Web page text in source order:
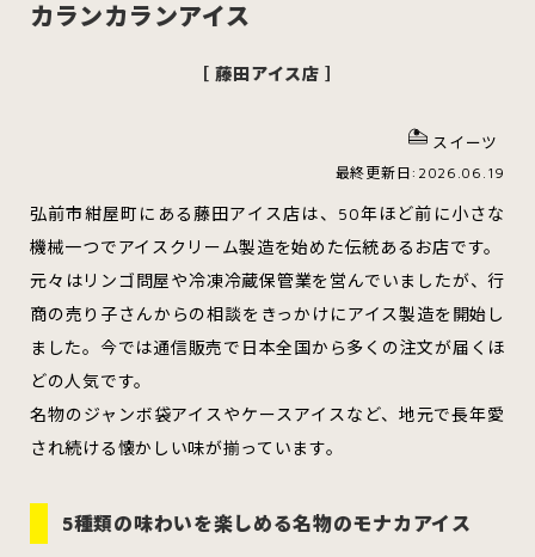
すべてのカテゴリをみる
五所川原市 つがる市
弘前市 黒石市 平川市
カランカランアイス
［ 藤田アイス店 ］
スイーツ
最終更新日:2026.06.19
弘前市紺屋町にある藤田アイス店は、50年ほど前に小さな
機械一つでアイスクリーム製造を始めた伝統あるお店です。
元々はリンゴ問屋や冷凍冷蔵保管業を営んでいましたが、行
商の売り子さんからの相談をきっかけにアイス製造を開始し
ました。今では通信販売で日本全国から多くの注文が届くほ
どの人気です。
名物のジャンボ袋アイスやケースアイスなど、地元で長年愛
され続ける懐かしい味が揃っています。
5種類の味わいを楽しめる名物のモナカアイス